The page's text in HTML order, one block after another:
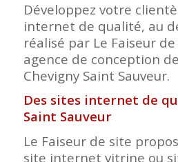
Développez votre
internet de qualité, au
réalisé par Le Faiseur
agence de conception
Chevigny Saint Sauveur.
Des sites internet de
Saint Sauveur
Le Faiseur de site
site internet vitrine ou